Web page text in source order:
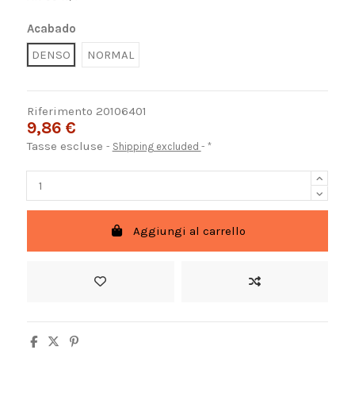
Acabado
DENSO
NORMAL
Riferimento 20106401
9,86 €
Tasse escluse Shipping excluded *
Aggiungi al carrello